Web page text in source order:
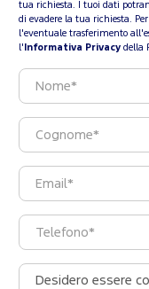
tua richiesta. I tuoi dati
di evadere la tua richiesta.
l'eventuale trasferimento
l' Informativa Privacy della